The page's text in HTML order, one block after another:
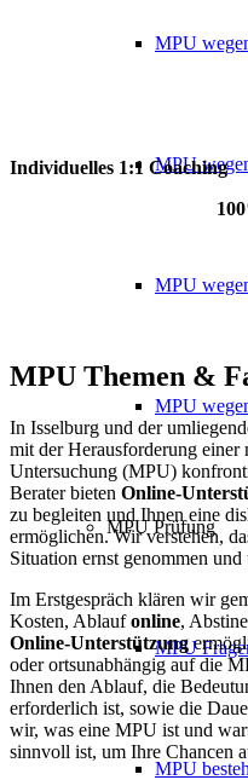
MPU
MPU
MPU
MPU
MPU Prüfung
MPU
MPU
Individuelles 1:1 Coaching
MPU Themen &
In Isselburg und der
mit der Herausforderung einer
Untersuchung (MPU)
Berater bieten Online-
zu begleiten und Ihnen eine
ermöglichen. Wir verstehen,
Situation ernst genommen
Im Erstgespräch klären wir
Kosten, Ablaufonline,
Online-Unterstützung
oder ortsunabhängig auf die
Ihnen den Ablauf, die
erforderlich ist, sowie die
wir, was eine MPU ist und
sinnvoll ist, um Ihre Chancen